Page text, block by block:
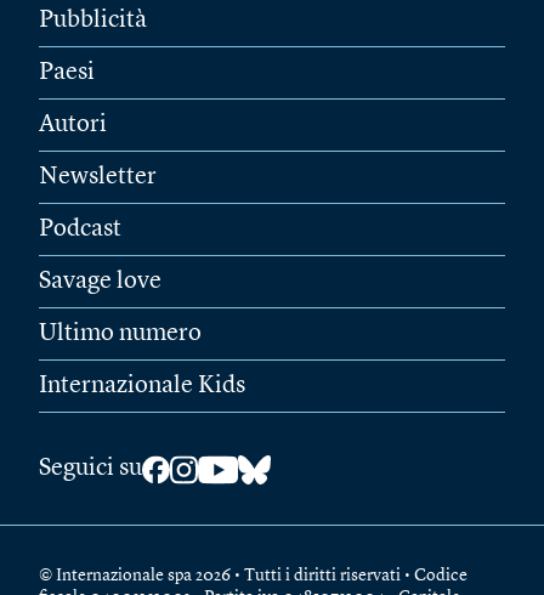
Pubblicità
Paesi
Autori
Newsletter
Podcast
Savage love
Ultimo numero
Internazionale Kids
Seguici su
© Internazionale spa 2026 • Tutti i diritti riservati • Codice